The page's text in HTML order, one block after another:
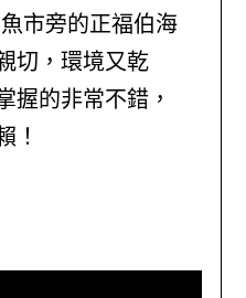
市旁的正福伯海
切，環境又乾
握的非常不錯，
！